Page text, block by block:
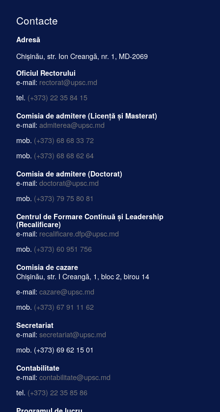
Contacte
Adresă
Chișinău, str. Ion Creangă, nr. 1, MD-2069
Oficiul Rectorului
e-mail: rectorat@upsc.md
tel. (+373) 22 35 84 15
Comisia de admitere (Licență și Masterat)
e-mail: admiterea@upsc.md
mob. (+373) 68 68 33 72
mob. (+373) 68 68 62 64
Comisia de admitere (Doctorat)
e-mail: doctorat@upsc.md
mob. (+373) 79 75 80 81
Centrul de Formare Continuă și Leadership
(Recalificare)
e-mail: recalificare.dfp@upsc.md
mob. (+373) 60 951 756
Comisia de cazare
Chișinău, str. I Creangă, 1, bloc 2, birou 14
e-mail: cazare@upsc.md
mob. (+373) 67 91 11 62
Secretariat
e-mail: secretariat@upsc.md
mob. (+373) 69 62 15 01
Contabilitate
e-mail: contabilitate@upsc.md
tel. (+373) 22 35 85 86